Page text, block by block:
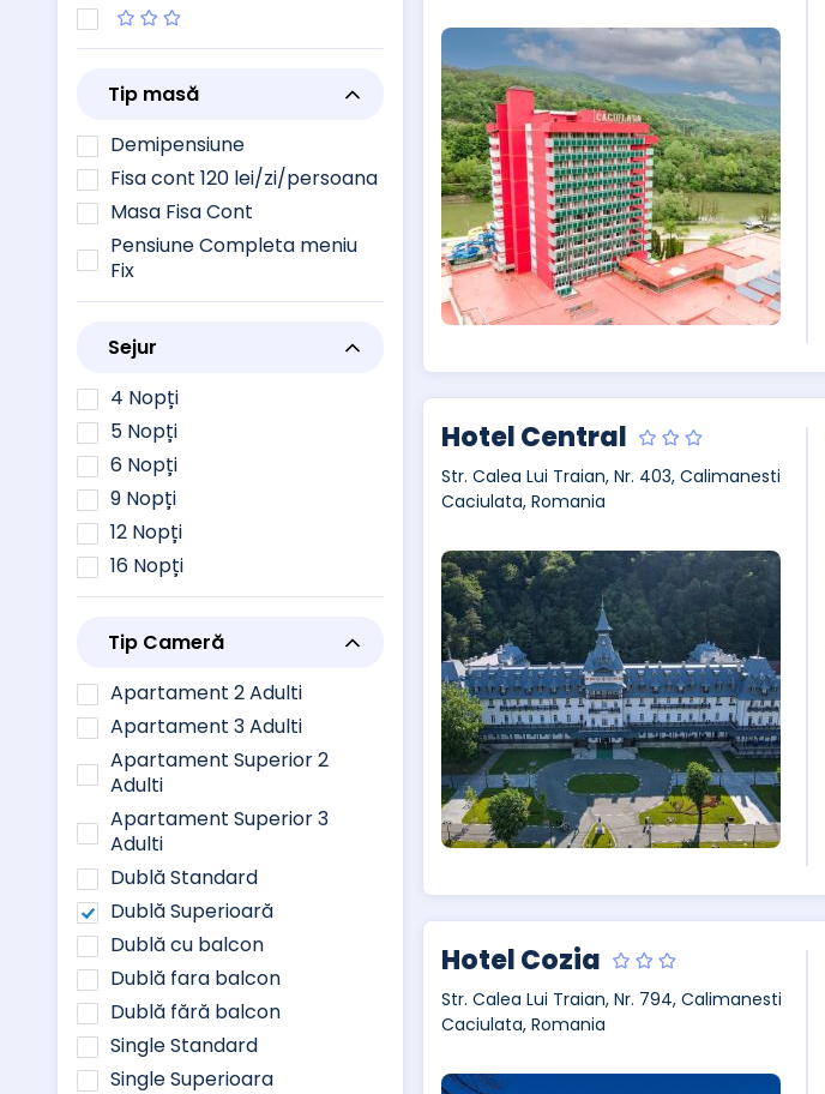
Tip masă
Demipensiune
Fisa cont 120 lei/zi/persoana
Masa Fisa Cont
Pensiune Completa meniu
Fix
Sejur
4 Nopți
5 Nopți
6 Nopți
9 Nopți
12 Nopți
16 Nopți
Tip Cameră
Apartament 2 Adulti
Apartament 3 Adulti
Apartament Superior 2
Adulti
Apartament Superior 3
Adulti
Dublă Standard
Dublă Superioară
Dublă cu balcon
Dublă fara balcon
Dublă fără balcon
Single Standard
Single Superioara
Hotel Central
Str. Calea Lui Traian, Nr. 403, Calimanesti
Caciulata, Romania
Hotel Cozia
Str. Calea Lui Traian, Nr. 794, Calimanesti
Caciulata, Romania